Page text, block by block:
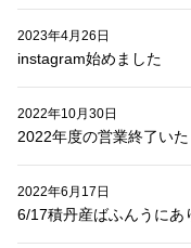
instagram始めました
2023年4月26日
2022年度の営業終了いた
2022年10月30日
6/17積丹産ばふんうにあ
2022年6月17日